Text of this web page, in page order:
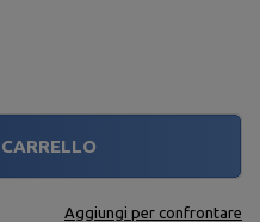
Aggiungi per confrontare